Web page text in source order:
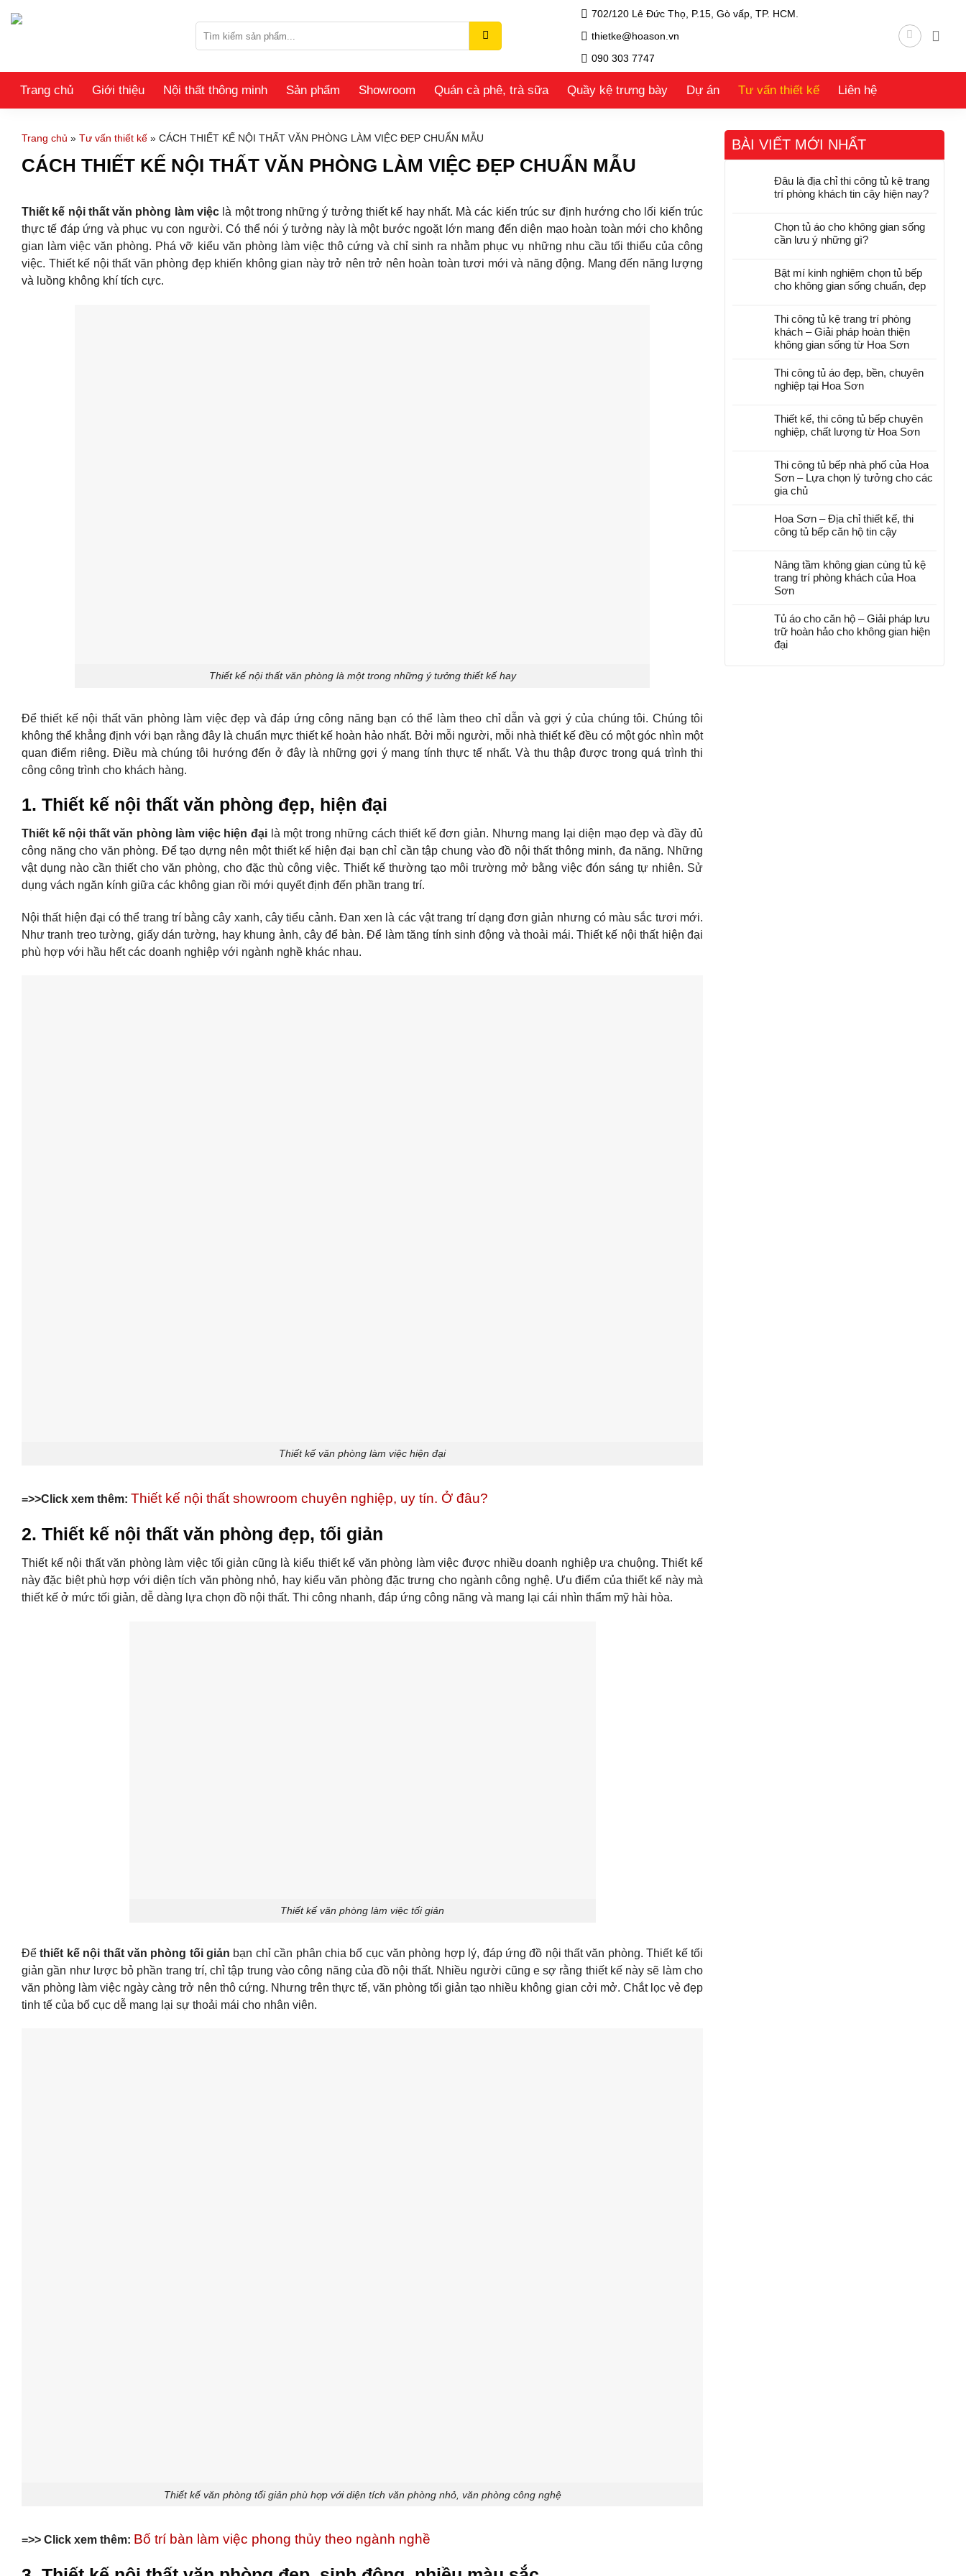
kiếm:
702/120 Lê Đức Thọ, P.15, Gò vấp, TP. HCM.
thietke@hoason.vn
090 303 7747
Trang chủ Giới thiệu Nội thất thông minh Sản phẩm Showroom Quán cà phê, trà sữa Quầy kệ trưng bày Dự án Tư vấn thiết kế Liên hệ
Trang chủ » Tư vấn thiết kế » CÁCH THIẾT KẾ NỘI THẤT VĂN PHÒNG LÀM VIỆC ĐẸP CHUẨN MẪU
CÁCH THIẾT KẾ NỘI THẤT VĂN PHÒNG LÀM VIỆC ĐẸP CHUẨN MẪU
Thiết kế nội thất văn phòng làm việc là một trong những ý tưởng thiết kế hay nhất. Mà các kiến trúc sư định hướng cho lối kiến trúc
thực tế đáp ứng và phục vụ con người. Có thể nói ý tưởng này là một bước ngoặt lớn mang đến diện mạo hoàn toàn mới cho không
gian làm việc văn phòng. Phá vỡ kiểu văn phòng làm việc thô cứng và chỉ sinh ra nhằm phục vụ những nhu cầu tối thiểu của công
việc. Thiết kế nội thất văn phòng đẹp khiến không gian này trở nên trở nên hoàn toàn tươi mới và năng động. Mang đến năng lượng
và luồng không khí tích cực.
Thiết kế nội thất văn phòng là một trong những ý tưởng thiết kế hay
Để thiết kế nội thất văn phòng làm việc đẹp và đáp ứng công năng bạn có thể làm theo chỉ dẫn và gợi ý của chúng tôi. Chúng tôi
không thể khẳng định với bạn rằng đây là chuẩn mực thiết kế hoàn hảo nhất. Bởi mỗi người, mỗi nhà thiết kế đều có một góc nhìn một
quan điểm riêng. Điều mà chúng tôi hướng đến ở đây là những gợi ý mang tính thực tế nhất. Và thu thập được trong quá trình thi
công công trình cho khách hàng.
1. Thiết kế nội thất văn phòng đẹp, hiện đại
Thiết kế nội thất văn phòng làm việc hiện đại là một trong những cách thiết kế đơn giản. Nhưng mang lại diện mạo đẹp và đầy đủ
công năng cho văn phòng. Để tạo dựng nên một thiết kế hiện đại bạn chỉ cần tập chung vào đồ nội thất thông minh, đa năng. Những
vật dụng nào cần thiết cho văn phòng, cho đặc thù công việc. Thiết kế thường tạo môi trường mở bằng việc đón sáng tự nhiên. Sử
dụng vách ngăn kính giữa các không gian rồi mới quyết định đến phần trang trí.
Nội thất hiện đại có thể trang trí bằng cây xanh, cây tiểu cảnh. Đan xen là các vật trang trí dạng đơn giản nhưng có màu sắc tươi mới.
Như tranh treo tường, giấy dán tường, hay khung ảnh, cây để bàn. Để làm tăng tính sinh động và thoải mái. Thiết kế nội thất hiện đại
phù hợp với hầu hết các doanh nghiệp với ngành nghề khác nhau.
Thiết kế văn phòng làm việc hiện đại
=>>Click xem thêm: Thiết kế nội thất showroom chuyên nghiệp, uy tín. Ở đâu?
2. Thiết kế nội thất văn phòng đẹp, tối giản
Thiết kế nội thất văn phòng làm việc tối giản cũng là kiểu thiết kế văn phòng làm việc được nhiều doanh nghiệp ưa chuộng. Thiết kế
này đặc biệt phù hợp với diện tích văn phòng nhỏ, hay kiểu văn phòng đặc trưng cho ngành công nghệ. Ưu điểm của thiết kế này mà
thiết kế ở mức tối giản, dễ dàng lựa chọn đồ nội thất. Thi công nhanh, đáp ứng công năng và mang lại cái nhìn thẩm mỹ hài hòa.
Thiết kế văn phòng làm việc tối giản
Đểthiết kế nội thất văn phòng tối giản bạn chỉ cần phân chia bố cục văn phòng hợp lý, đáp ứng đồ nội thất văn phòng. Thiết kế tối
giản gần như lược bỏ phần trang trí, chỉ tập trung vào công năng của đồ nội thất. Nhiều người cũng e sợ rằng thiết kế này sẽ làm cho
văn phòng làm việc ngày càng trở nên thô cứng. Nhưng trên thực tế, văn phòng tối giản tạo nhiều không gian cởi mở. Chắt lọc vẻ đẹp
tinh tế của bố cục dễ mang lại sự thoải mái cho nhân viên.
Thiết kế văn phòng tối giản phù hợp với diện tích văn phòng nhỏ, văn phòng công nghệ
=>> Click xem thêm: Bố trí bàn làm việc phong thủy theo ngành nghề
BÀI VIẾT MỚI NHẤT
Đâu là địa chỉ thi công tủ kệ trang
trí phòng khách tin cậy hiện nay?
Chọn tủ áo cho không gian sống
cần lưu ý những gì?
Bật mí kinh nghiệm chọn tủ bếp
cho không gian sống chuẩn, đẹp
Thi công tủ kệ trang trí phòng
khách – Giải pháp hoàn thiện
không gian sống từ Hoa Sơn
Thi công tủ áo đẹp, bền, chuyên
nghiệp tại Hoa Sơn
Thiết kế, thi công tủ bếp chuyên
nghiệp, chất lượng từ Hoa Sơn
Thi công tủ bếp nhà phố của Hoa
Sơn – Lựa chọn lý tưởng cho các
gia chủ
Hoa Sơn – Địa chỉ thiết kế, thi
công tủ bếp căn hộ tin cậy
Nâng tầm không gian cùng tủ kệ
trang trí phòng khách của Hoa
Sơn
Tủ áo cho căn hộ – Giải pháp lưu
trữ hoàn hảo cho không gian hiện
đại